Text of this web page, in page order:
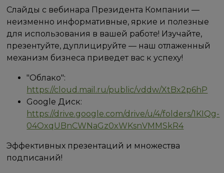
Слайды с вебинара Президента Компании —
неизменно информативные, яркие и полезные
для использования в вашей работе! Изучайте,
презентуйте, дуплицируйте — наш отлаженный
механизм бизнеса приведет вас к успеху!
"Облако":
https://cloud.mail.ru/public/vddw/XtBx2p6hP
Google Диск:
https://drive.google.com/drive/u/4/folders/1KIQg-
04OxqUBnCWNaGz0xWKsnVMMSkR4
Эффективных презентаций и множества
подписаний!